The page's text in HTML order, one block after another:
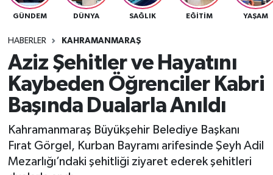
GÜNDEM DÜNYA SAĞLIK EĞITIM YAŞAM
HABERLER KAHRAMANMARAŞ
Aziz Şehitler ve Hayatını
Kaybeden Öğrenciler Kabri
Başında Dualarla Anıldı
Kahramanmaraş Büyükşehir Belediye Başkanı
Fırat Görgel, Kurban Bayramı arifesinde Şeyh Adil
Mezarlığı’ndaki şehitliği ziyaret ederek şehitleri
Ekonomi
Güncel
Gündem
Magazin
Politika
Sağlık
Trafik Durumu
Süper Lig Puan Durumu ve Fikstür
Tüm Manşetler
Son Dakika Haberleri
Haber Arşivi